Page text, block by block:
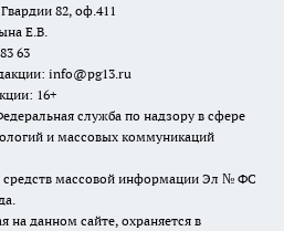
82, оф.411
Е.В.
63
info@pg13.ru
16+
служба по надзору в сфере
и массовых коммуникаций
средств массовой информации Эл № ФС
данном сайте, охраняется в